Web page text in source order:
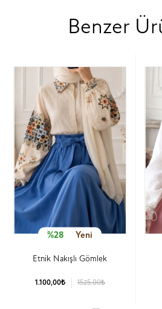
Benzer
%28 Yeni
Etnik Nakışlı Gömlek
1.100,00₺ 1525.00₺